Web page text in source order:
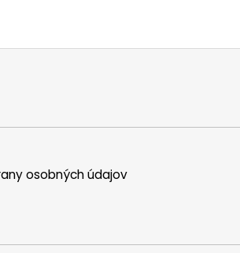
osobných údajov